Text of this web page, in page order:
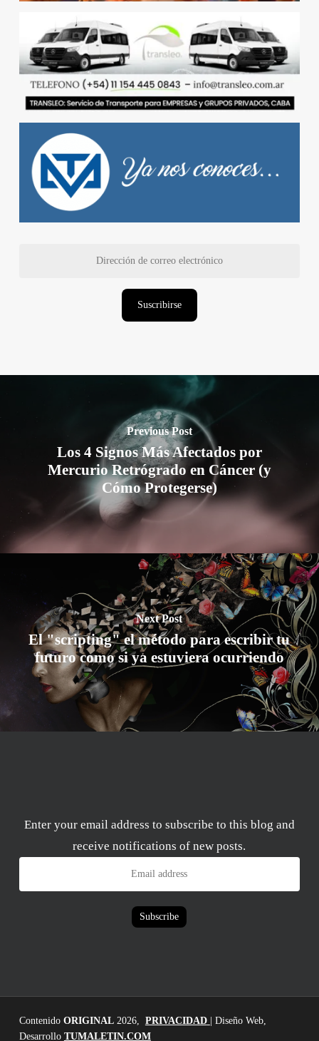
Suscribirse
Previous Post
Los 4 Signos Más Afectados por
Mercurio Retrógrado en Cáncer (y
Cómo Protegerse)
Next Post
El "scripting" el método para escribir tu
futuro como si ya estuviera ocurriendo
Enter your email address to subscribe to this blog and
receive notifications of new posts.
Email
Subscribe
Contenido ORIGINAL2026, PRIVACIDAD
| Diseño Web,
Desarrollo TUMALETIN.COM